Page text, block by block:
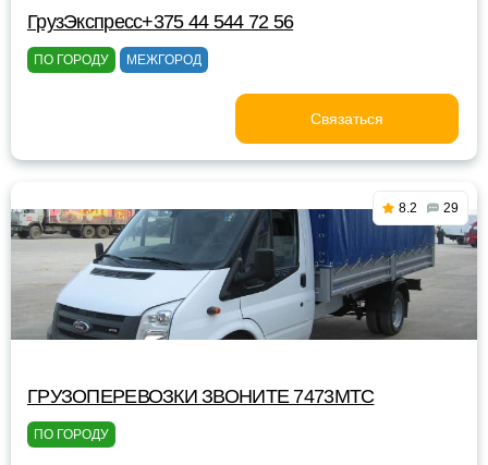
ГрузЭкспресс+375 44 544 72 56
ПО ГОРОДУ МЕЖГОРОД
Связаться
8.2 29
ГРУЗОПЕРЕВОЗКИ ЗВОНИТЕ 7473МТС
ПО ГОРОДУ